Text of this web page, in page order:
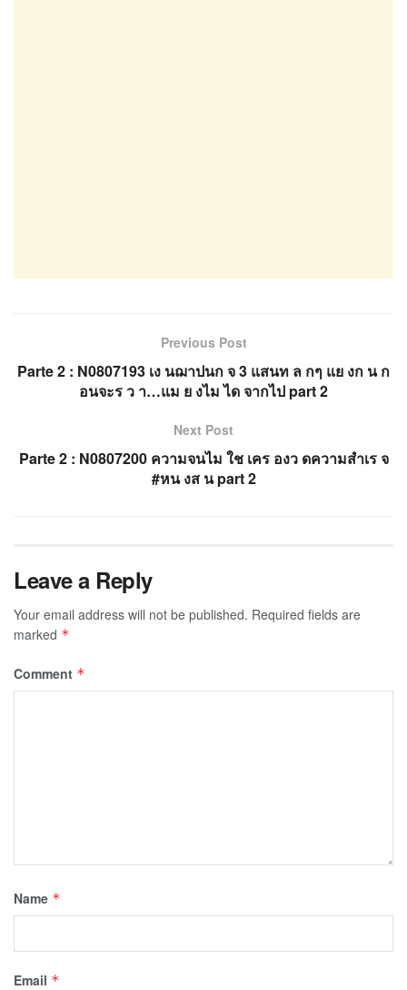
Previous Post
Parte 2 : N0807193 เง นฌาปนก จ 3 แสนท ล กๆ แย งก น ก
อนจะร ว า…แม ย งไม ได จากไป part 2
Next Post
Parte 2 : N0807200 ความจนไม ใช เคร องว ดความสำเร จ
#หน งส น part 2
Leave a Reply
Your email address will not be published. Required fields are
marked *
Comment *
Name *
Email *